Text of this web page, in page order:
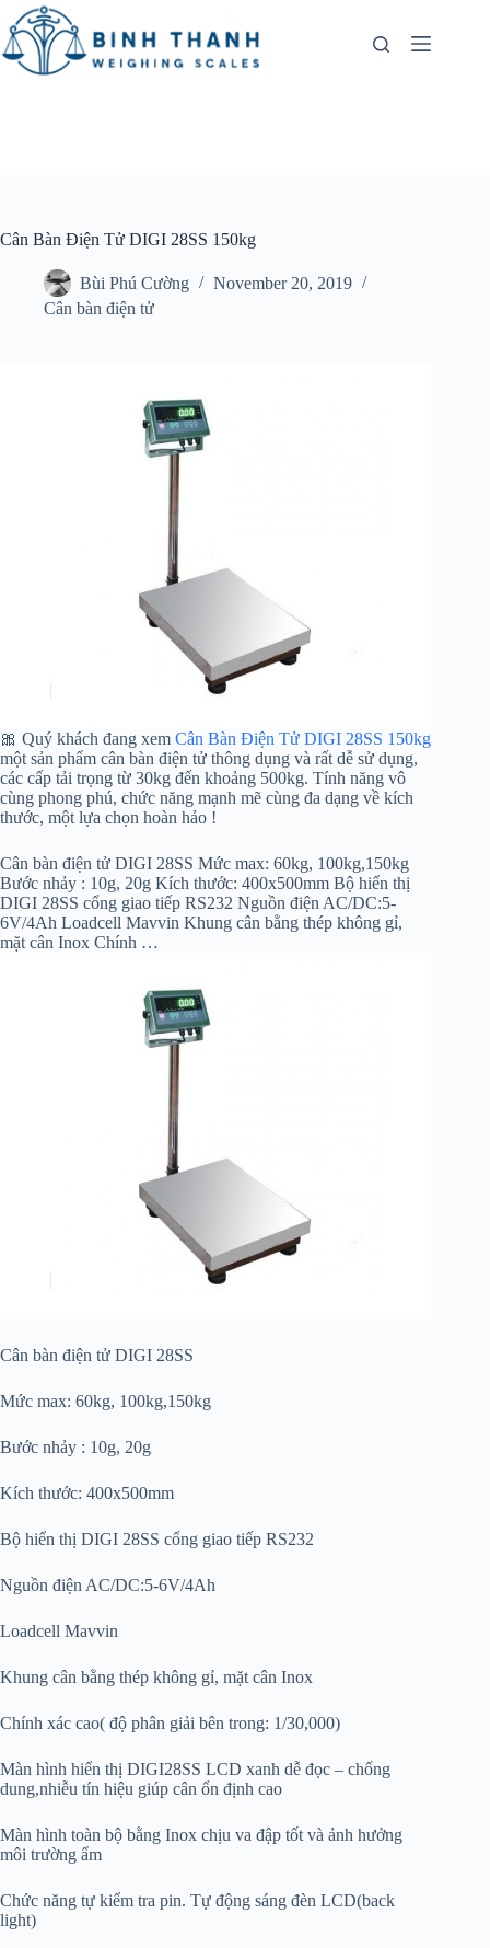
Skip
to
content
Cân Bàn Điện Tử DIGI 28SS 150kg
Bùi Phú Cường
November 20, 2019
Cân bàn điện tử
🎀 Quý khách đang xem Cân Bàn Điện Tử DIGI 28SS 150kg
một sản phẩm cân bàn điện tử thông dụng và rất dễ sử dụng,
các cấp tải trọng từ 30kg đến khoảng 500kg. Tính năng vô
cùng phong phú, chức năng mạnh mẽ cùng đa dạng về kích
thước, một lựa chọn hoàn hảo !
Cân bàn điện tử DIGI 28SS Mức max: 60kg, 100kg,150kg
Bước nhảy : 10g, 20g Kích thước: 400x500mm Bộ hiển thị
DIGI 28SS cổng giao tiếp RS232 Nguồn điện AC/DC:5-
6V/4Ah Loadcell Mavvin Khung cân bằng thép không gỉ,
mặt cân Inox Chính …
Cân bàn điện tử DIGI 28SS
Mức max: 60kg, 100kg,150kg
Bước nhảy : 10g, 20g
Kích thước: 400x500mm
Bộ hiển thị DIGI 28SS cổng giao tiếp RS232
Nguồn điện AC/DC:5-6V/4Ah
Loadcell Mavvin
Khung cân bằng thép không gỉ, mặt cân Inox
Chính xác cao( độ phân giải bên trong: 1/30,000)
Màn hình hiển thị DIGI28SS LCD xanh dễ đọc – chống
dung,nhiễu tín hiệu giúp cân ổn định cao
Màn hình toàn bộ bằng Inox chịu va đập tốt và ảnh hưởng
môi trường ẩm
Chức năng tự kiểm tra pin. Tự động sáng đèn LCD(back
light)